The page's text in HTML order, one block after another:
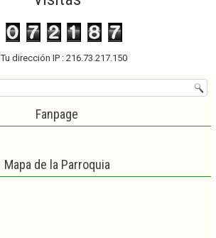
Tu dirección IP : 216.73.217.150
Fanpage
Mapa de la Parroquia